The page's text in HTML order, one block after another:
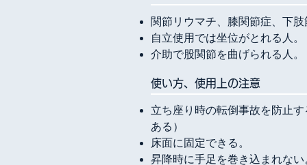
関節リウマチ、膝関節症、下
自立使用では坐位がとれる人。
介助で股関節を曲げられる人。
使い方、使用上の注意
立ち座り時の転倒事故を防止
ある）
床面に固定できる。
昇降時に手足を巻き込まれな